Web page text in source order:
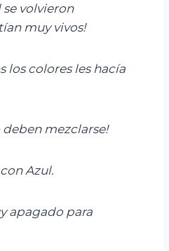
volvieron
muy vivos!
los colores les hacía
deben mezclarse!
Azul.
apagado para